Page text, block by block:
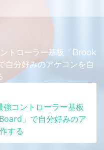
トローラー基板「Brook
分好みのアケコンを自
強コントローラー基板
」で自分好みのア
する